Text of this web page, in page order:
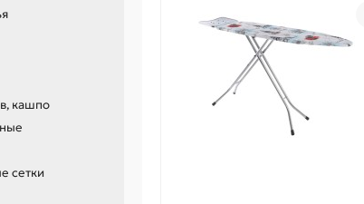
кашпо
сетки